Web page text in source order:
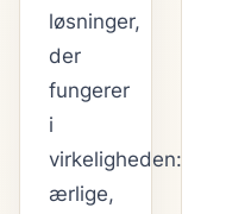
løsninger,
der
fungerer
i
virkeligheden:
ærlige,